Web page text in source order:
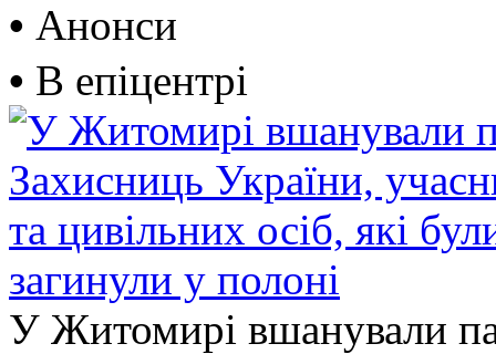
• Анонси
• В епіцентрі
У Житомирі вшанували